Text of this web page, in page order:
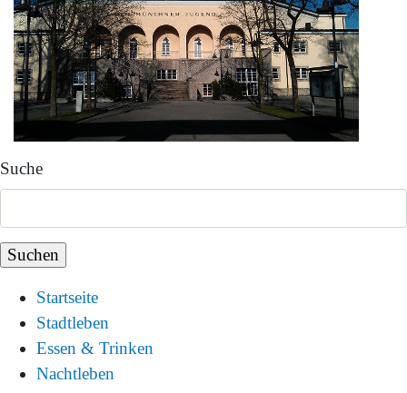
Suche
Startseite
Stadtleben
Essen & Trinken
Nachtleben